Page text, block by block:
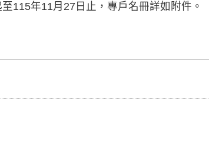
115年11月27日止，專戶名冊詳如附件。